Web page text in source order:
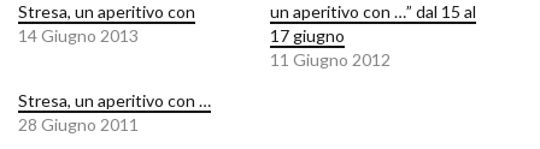
Stresa, un aperitivo con
14 Giugno 2013
un aperitivo con …” dal 15 al
17 giugno
11 Giugno 2012
Stresa, un aperitivo con …
28 Giugno 2011